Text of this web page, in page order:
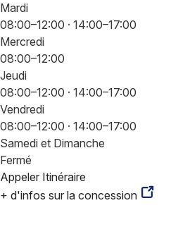
Mardi
08:00–12:00 · 14:00–17:00
Mercredi
08:00–12:00
Jeudi
08:00–12:00 · 14:00–17:00
Vendredi
08:00–12:00 · 14:00–17:00
Samedi et Dimanche
Fermé
Appeler Itinéraire
+ d'infos sur la concession